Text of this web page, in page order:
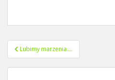
Nawigacja
wpisu
Lubimy marzenia….